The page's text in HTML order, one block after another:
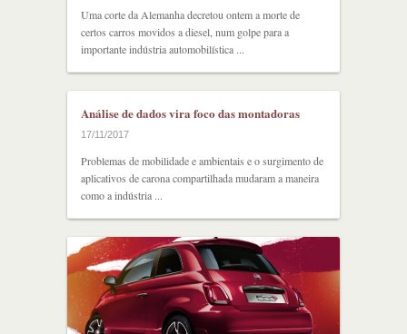
Uma corte da Alemanha decretou ontem a morte de
certos carros movidos a diesel, num golpe para a
importante indústria automobilística ...
Análise de dados vira foco das montadoras
17/11/2017
Problemas de mobilidade e ambientais e o surgimento de
aplicativos de carona compartilhada mudaram a maneira
como a indústria ...